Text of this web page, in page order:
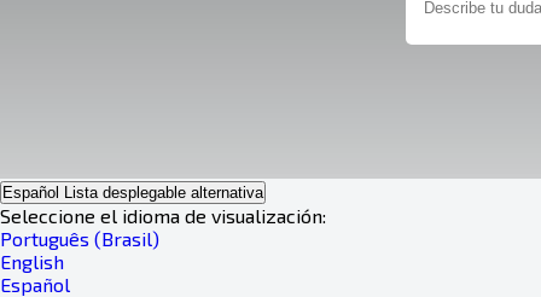
Español Lista desplegable alternativa
Seleccione el idioma de visualización:
Português (Brasil)
English
Español